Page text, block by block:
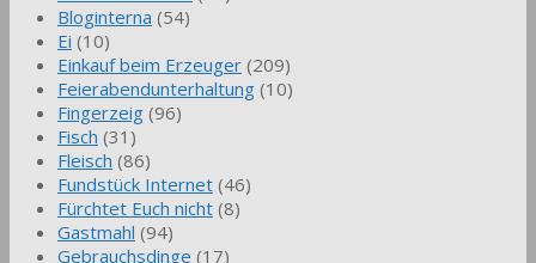
Bloginterna (54)
Ei (10)
Einkauf beim Erzeuger (209)
Feierabendunterhaltung (10)
Fingerzeig (96)
Fisch (31)
Fleisch (86)
Fundstück Internet (46)
Fürchtet Euch nicht (8)
Gastmahl (94)
Gebrauchsdinge (17)